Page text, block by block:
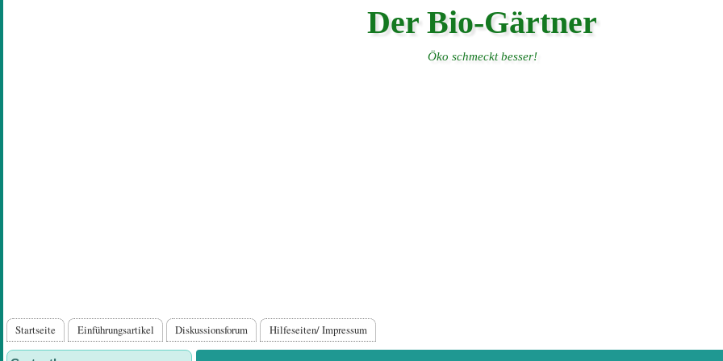
Der Bio-Gärtner
Öko schmeckt besser!
Hauptnavigation
Startseite Einführungsartikel Diskussionsforum Hilfeseiten/ Impressum